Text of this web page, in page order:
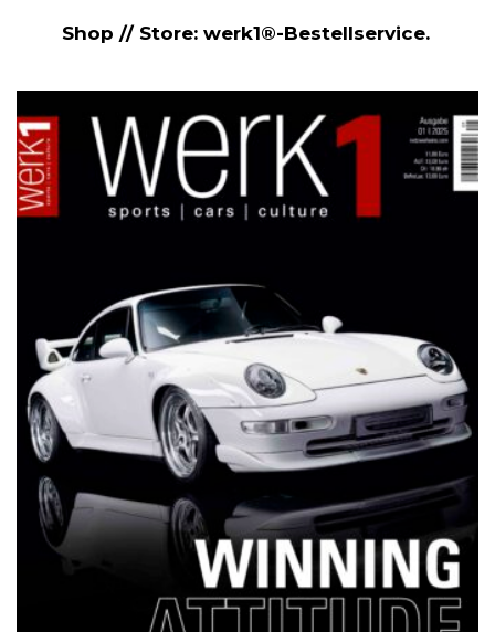
Shop // Store: werk1®-Bestellservice.
NETZWERKEINS GO! // ONLINE-STORE BY WERK1
12 Jahre werk1® sports | cars |
culture: Bestellen Sie jetzt die
neue Sommerausgabe 01 | 2025
(erscheint am 1. Juli 2025) online
auf netzwerkeins | GO!